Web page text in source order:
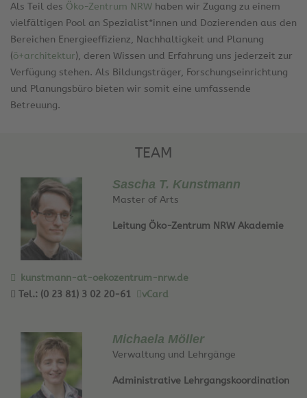
Als Teil des Öko-Zentrum NRW haben wir Zugang zu einem
vielfältigen Pool an Spezialist*innen und Dozierenden aus den
Bereichen Energieeffizienz, Nachhaltigkeit und Planung
(ö+architektur), deren Wissen und Erfahrung uns jederzeit zur
Verfügung stehen. Als Bildungsträger, Forschungseinrichtung
und Planungsbüro bieten wir somit eine umfassende
Betreuung.
TEAM
Sascha T. Kunstmann
Master of Arts
Leitung Öko-Zentrum NRW Akademie
kunstmann-at-oekozentrum-nrw.de
Tel.: (0 23 81) 3 02 20-61
vCard
Michaela Möller
Verwaltung und Lehrgänge
Administrative Lehrgangskoordination